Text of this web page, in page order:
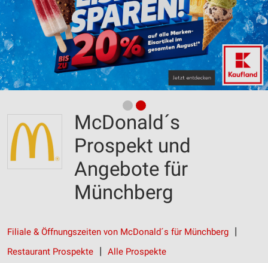
McDonald´s
Prospekt und
Angebote für
Münchberg
Filiale & Öffnungszeiten von McDonald´s für Münchberg
Restaurant Prospekte
Alle Prospekte